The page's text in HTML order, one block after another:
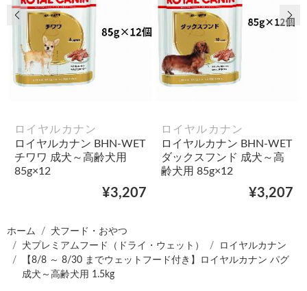
ロイヤルカナン
ロイヤルカナン BHN-WET
チワワ 成犬～高齢犬用
85g×12
¥3,207
ロイヤルカナン
ロイヤルカナン BHN-WET
ダックスフンド 成犬～高
齢犬用 85g×12
¥3,207
前の画像 次
ホーム
犬フード・おやつ
犬プレミアムフード（ドライ・ウェット）
ロイヤルカナン
【8/8 ～ 8/30 までウェットフード付き】ロイヤルカナン パグ
成犬～高齢犬用 1.5kg